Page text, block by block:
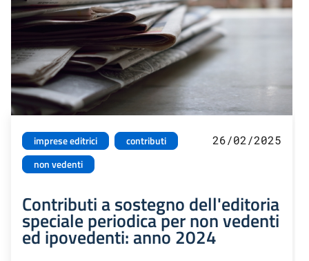
imprese editrici
contributi
non vedenti
26/02/2025
Contributi a sostegno dell'editoria
speciale periodica per non vedenti
ed ipovedenti: anno 2024